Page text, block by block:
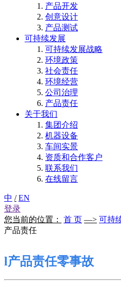
产品开发
创意设计
产品测试
可持续发展
可持续发展战略
环境政策
社会责任
环境经营
公司治理
产品责任
关于我们
集团介绍
机器设备
车间实景
资质和合作客户
联系我们
在线留言
中 / EN
登录
您当前的位置：
首 页 —> 可持
产品责任
l产品责任零事故